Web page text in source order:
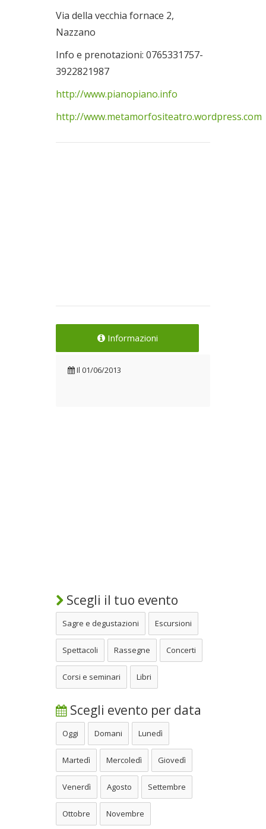
Via della vecchia fornace 2,
Nazzano
Info e prenotazioni: 0765331757-
3922821987
http://www.pianopiano.info
http://www.metamorfositeatro.wordpress.com
Informazioni
Il 01/06/2013
Scegli il tuo evento
Sagre e degustazioni Escursioni
Spettacoli Rassegne Concerti
Corsi e seminari Libri
Scegli evento per data
Oggi Domani Lunedì
Martedì Mercoledì Giovedì
Venerdì Agosto Settembre
Ottobre Novembre